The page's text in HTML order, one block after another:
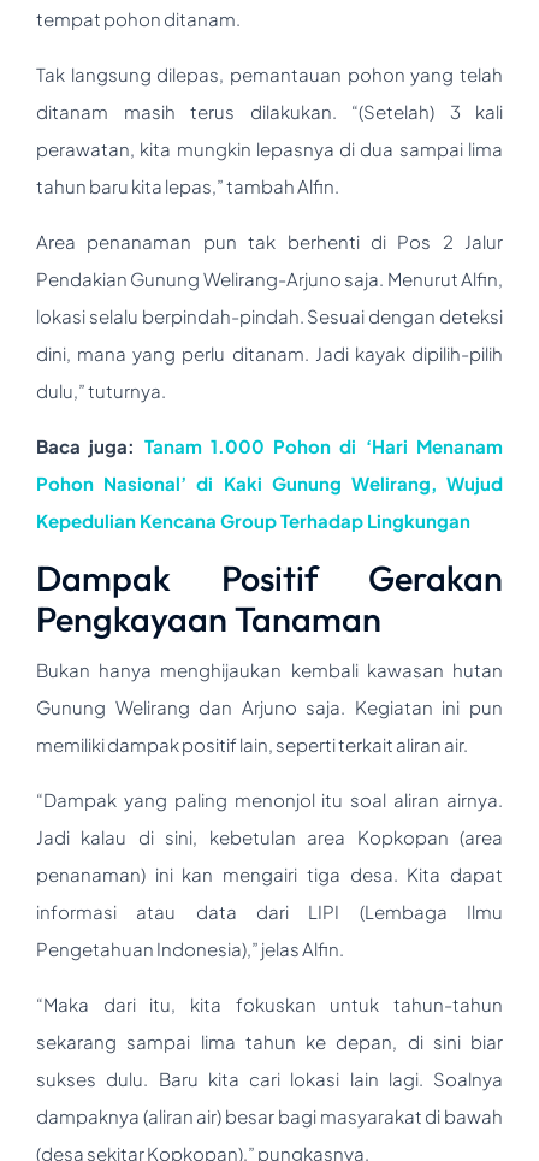
tempat pohon ditanam.
Tak langsung dilepas, pemantauan pohon yang telah
ditanam masih terus dilakukan. “(Setelah) 3 kali
perawatan, kita mungkin lepasnya di dua sampai lima
tahun baru kita lepas,” tambah Alfin.
Area penanaman pun tak berhenti di Pos 2 Jalur
Pendakian Gunung Welirang-Arjuno saja. Menurut Alfin,
lokasi selalu berpindah-pindah. Sesuai dengan deteksi
dini, mana yang perlu ditanam. Jadi kayak dipilih-pilih
dulu,” tuturnya.
Baca juga: Tanam 1.000 Pohon di ‘Hari Menanam
Pohon Nasional’ di Kaki Gunung Welirang, Wujud
Kepedulian Kencana Group Terhadap Lingkungan
Dampak Positif Gerakan
Pengkayaan Tanaman
Bukan hanya menghijaukan kembali kawasan hutan
Gunung Welirang dan Arjuno saja. Kegiatan ini pun
memiliki dampak positif lain, seperti terkait aliran air.
“Dampak yang paling menonjol itu soal aliran airnya.
Jadi kalau di sini, kebetulan area Kopkopan (area
penanaman) ini kan mengairi tiga desa. Kita dapat
informasi atau data dari LIPI (Lembaga Ilmu
Pengetahuan Indonesia),” jelas Alfin.
“Maka dari itu, kita fokuskan untuk tahun-tahun
sekarang sampai lima tahun ke depan, di sini biar
sukses dulu. Baru kita cari lokasi lain lagi. Soalnya
dampaknya (aliran air) besar bagi masyarakat di bawah
(desa sekitar Kopkopan),” pungkasnya.